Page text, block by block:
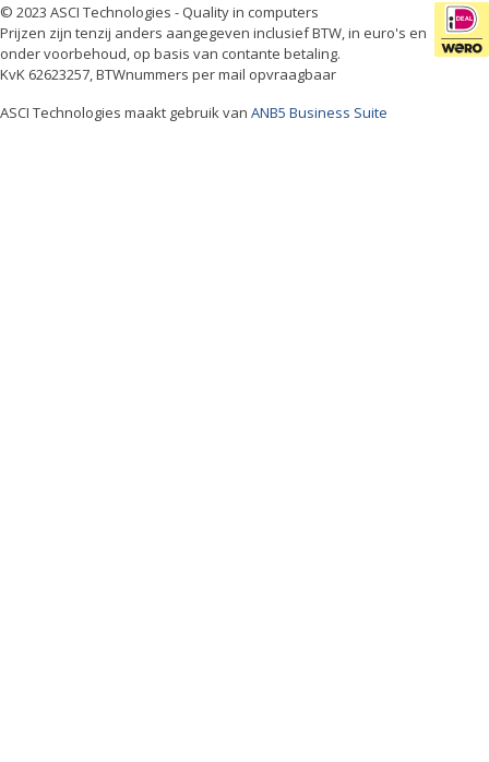
© 2023 ASCI Technologies - Quality in computers
Prijzen zijn tenzij anders aangegeven inclusief BTW, in euro's en
onder voorbehoud, op basis van contante betaling.
KvK 62623257, BTWnummers per mail opvraagbaar
ASCI Technologies maakt gebruik van ANB5 Business Suite